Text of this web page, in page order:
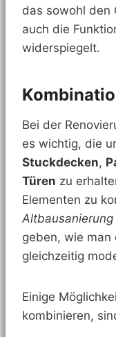
das sowohl den
auch die
widerspiegelt.
Bei der
es wichtig, die
Stuckdecken,
Türen zu
Elementen zu
Altbausanierung
geben, wie man
gleichzeitig
Einige
kombinieren,